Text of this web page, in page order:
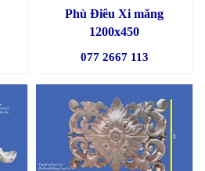
Phù Điêu Xi măng
1200x450
077 2667 113